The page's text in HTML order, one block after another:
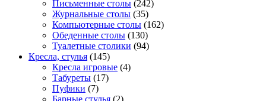
Письменные столы (242)
Журнальные столы (35)
Компьютерные столы (162)
Обеденные столы (130)
Туалетные столики (94)
Кресла, стулья (145)
Кресла игровые (4)
Табуреты (17)
Пуфики (7)